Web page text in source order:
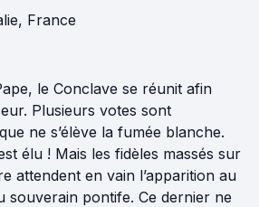
, France
le Conclave se réunit afin
Plusieurs votes sont
ne s’élève la fumée blanche.
élu ! Mais les fidèles massés sur
attendent en vain l’apparition au
souverain pontife. Ce dernier ne